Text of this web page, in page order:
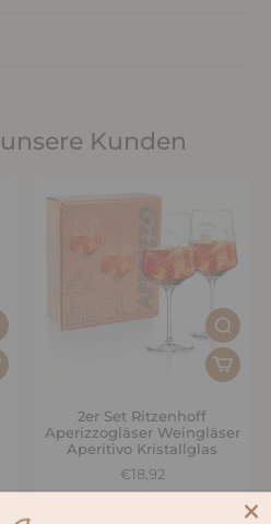
Kunden
2er Set Ritzenhoff
Aperizzogläser Weingläser
Aperitivo Kristallglas
€18,92